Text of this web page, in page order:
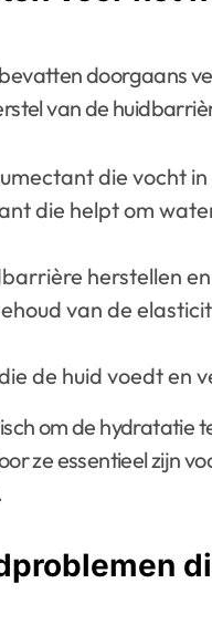
doorgaans
van de
die vocht
die helpt om
herstellen
van de
de huid voedt en
om de hydratatie
ze essentieel zijn